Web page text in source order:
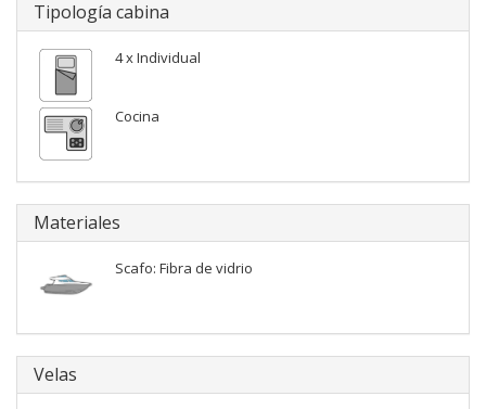
Tipología cabina
4 x Individual
Cocina
Materiales
Scafo: Fibra de vidrio
Velas